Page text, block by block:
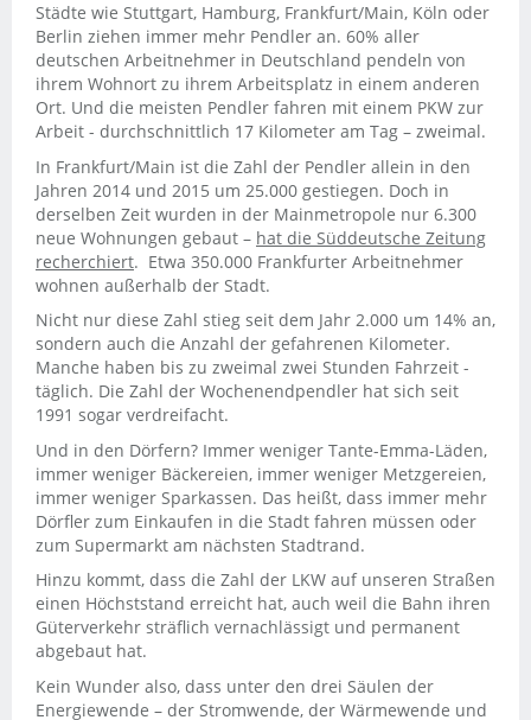
Städte wie Stuttgart, Hamburg, Frankfurt/Main, Köln oder
Berlin ziehen immer mehr Pendler an. 60% aller
deutschen Arbeitnehmer in Deutschland pendeln von
ihrem Wohnort zu ihrem Arbeitsplatz in einem anderen
Ort. Und die meisten Pendler fahren mit einem PKW zur
Arbeit - durchschnittlich 17 Kilometer am Tag – zweimal.
In Frankfurt/Main ist die Zahl der Pendler allein in den
Jahren 2014 und 2015 um 25.000 gestiegen. Doch in
derselben Zeit wurden in der Mainmetropole nur 6.300
neue Wohnungen gebaut – hat die Süddeutsche Zeitung
recherchiert. Etwa 350.000 Frankfurter Arbeitnehmer
wohnen außerhalb der Stadt.
Nicht nur diese Zahl stieg seit dem Jahr 2.000 um 14% an,
sondern auch die Anzahl der gefahrenen Kilometer.
Manche haben bis zu zweimal zwei Stunden Fahrzeit -
täglich. Die Zahl der Wochenendpendler hat sich seit
1991 sogar verdreifacht.
Und in den Dörfern? Immer weniger Tante-Emma-Läden,
immer weniger Bäckereien, immer weniger Metzgereien,
immer weniger Sparkassen. Das heißt, dass immer mehr
Dörfler zum Einkaufen in die Stadt fahren müssen oder
zum Supermarkt am nächsten Stadtrand.
Hinzu kommt, dass die Zahl der LKW auf unseren Straßen
einen Höchststand erreicht hat, auch weil die Bahn ihren
Güterverkehr sträflich vernachlässigt und permanent
abgebaut hat.
Kein Wunder also, dass unter den drei Säulen der
Energiewende – der Stromwende, der Wärmewende und